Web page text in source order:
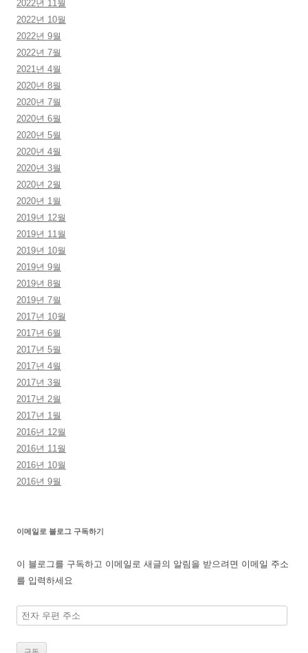
2022년 11월
2022년 10월
2022년 9월
2022년 7월
2021년 4월
2020년 8월
2020년 7월
2020년 6월
2020년 5월
2020년 4월
2020년 3월
2020년 2월
2020년 1월
2019년 12월
2019년 11월
2019년 10월
2019년 9월
2019년 8월
2019년 7월
2017년 10월
2017년 6월
2017년 5월
2017년 4월
2017년 3월
2017년 2월
2017년 1월
2016년 12월
2016년 11월
2016년 10월
2016년 9월
이메일로 블로그 구독하기
이 블로그를 구독하고 이메일로 새글의 알림을 받으려면 이메일 주소
를 입력하세요
전
우